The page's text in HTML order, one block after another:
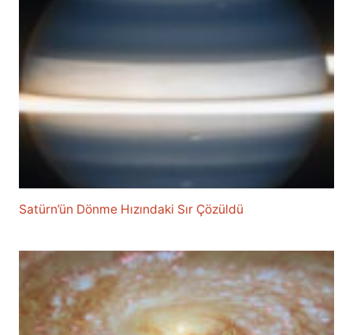
Satürn’ün Dönme Hızındaki Sır Çözüldü